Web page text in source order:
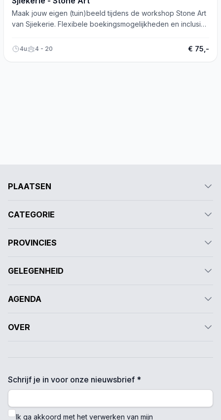
Maak jouw eigen (tuin)beeld tijdens de workshop Stone Art
van Sjiekerie. Flexibele boekingsmogelijkheden en inclusief
4u 4 - 20 € 75,-
PLAATSEN
CATEGORIE
PROVINCIES
GELEGENHEID
AGENDA
OVER
Schrijf je in voor onze nieuwsbrief *
Ik ga akkoord met het verwerken van mijn